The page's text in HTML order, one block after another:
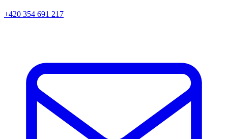
+420 354 691 217